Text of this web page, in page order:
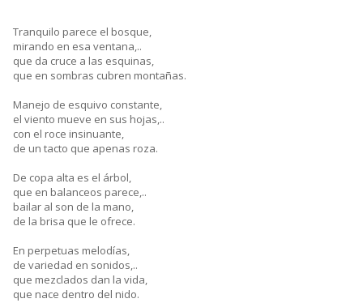
Tranquilo parece el bosque,
mirando en esa ventana,..
que da cruce a las esquinas,
que en sombras cubren montañas.
Manejo de esquivo constante,
el viento mueve en sus hojas,..
con el roce insinuante,
de un tacto que apenas roza.
De copa alta es el árbol,
que en balanceos parece,..
bailar al son de la mano,
de la brisa que le ofrece.
En perpetuas melodías,
de variedad en sonidos,..
que mezclados dan la vida,
que nace dentro del nido.